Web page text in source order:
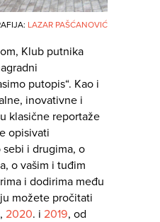
LAZAR PAŠĆANOVIĆ
Klub putnika
putopis“. Kao i
inovativne i
klasične reportaže
opisivati
i drugima, o
o vašim i tuđim
i dodirima među
možete pročitati
, 2020. i 2019, od